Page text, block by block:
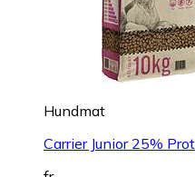
Hundmat
Carrier Junior 25%